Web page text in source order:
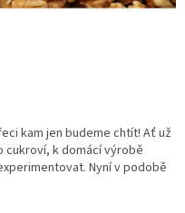
kam jen budeme chtít! Ať už
cukroví, k domácí výrobě
Nyní v podobě